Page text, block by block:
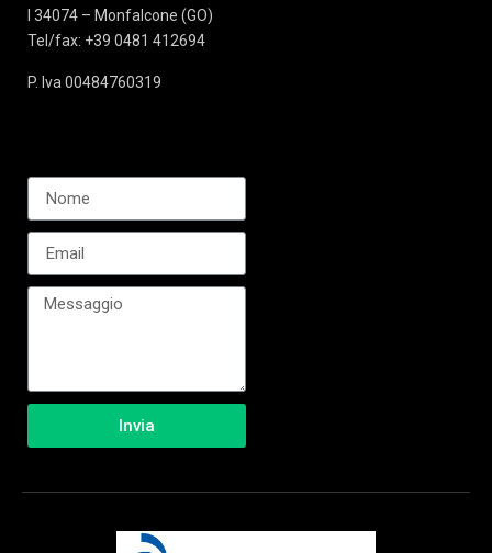
I 34074 – Monfalcone (GO)
Tel/fax: +39 0481 412694
P. Iva 00484760319
Invia